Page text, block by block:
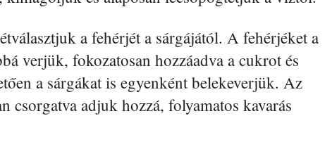
a fehérjét a sárgájától. A fehérjéket a
verjük, fokozatosan hozzáadva a cukrot és
a sárgákat is egyenként belekeverjük. Az
csorgatva adjuk hozzá, folyamatos kavarás